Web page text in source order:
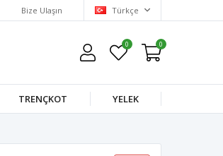
Bize Ulaşın Türkçe
0 0
TRENÇKOT YELEK